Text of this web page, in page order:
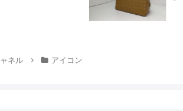
ネル アイコン